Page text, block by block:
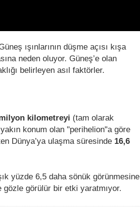
ışınlarının düşme açısı kışa
neden oluyor. Güneş’e olan
belirleyen asıl faktörler.
kilometreyi (tam olarak
konum olan "perihelion"a göre
Dünya’ya ulaşma süresinde 16,6
yüzde 6,5 daha sönük görünmesine
görülür bir etki yaratmıyor.